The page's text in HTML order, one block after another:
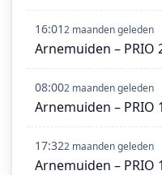
16:012 maanden geleden
Arnemuiden – PRIO
08:002 maanden geleden
Arnemuiden – PRIO
17:322 maanden geleden
Arnemuiden –